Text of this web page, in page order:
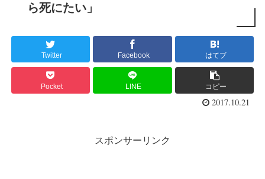
ら死にたい」
Twitter Facebook はてブ
Pocket LINE コピー
2017.10.21
スポンサーリンク